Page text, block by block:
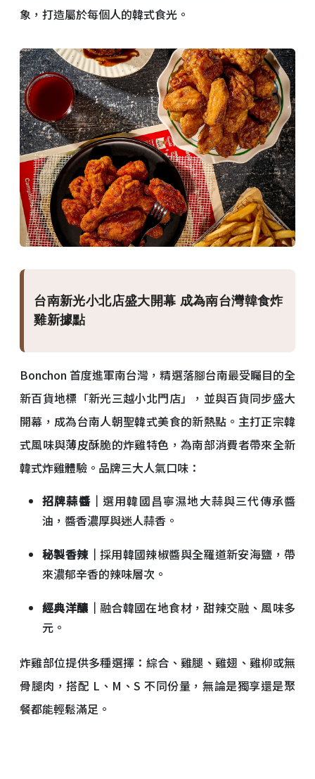
象，打造屬於每個人的韓式食光。
台南新光小北店盛大開幕 成為南台灣韓食炸
雞新據點
Bonchon 首度進軍南台灣，精選落腳台南最受矚目的全
新百貨地標「新光三越小北門店」，並與百貨同步盛大
開幕，成為台南人朝聖韓式美食的新熱點。主打正宗韓
式風味與薄皮酥脆的炸雞特色，為南部消費者帶來全新
韓式炸雞體驗。品牌三大人氣口味：
招牌蒜醬｜ 選用韓國昌寧濕地大蒜與三代傳承醬
油，醬香濃厚與迷人蒜香。
秘製香辣｜ 採用韓國辣椒醬與全羅道新安海鹽，帶
來濃郁辛香的辣味層次。
經典洋釀｜ 融合韓國在地食材，甜辣交融、風味多
元。
炸雞部位提供多種選擇：綜合、雞腿、雞翅、雞柳或無
骨腿肉，搭配 L、M、S 不同份量，無論是獨享還是聚
餐都能輕鬆滿足。